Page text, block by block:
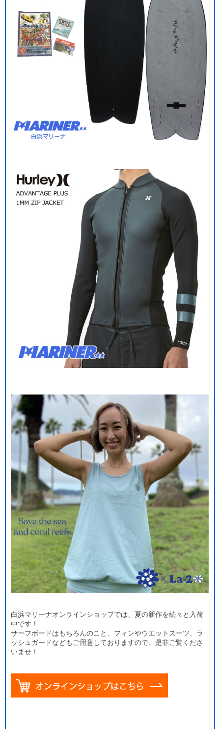
白浜マリーナオンラインショップでは、夏の新作を続々と入荷
中です！
サーフボードはもちろんのこと、フィンやウエットスーツ、ラ
ッシュガードなどもご用意しておりますので、是非ご覧くださ
いませ！